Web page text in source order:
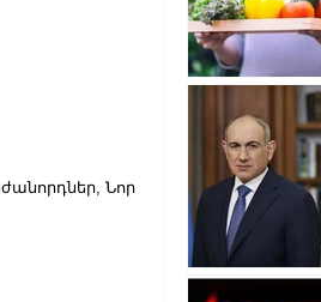
Նոր